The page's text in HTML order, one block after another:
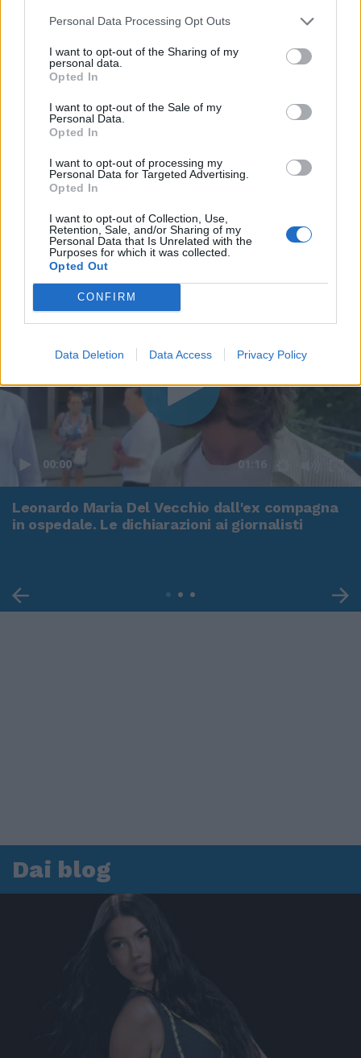
Personal Data Processing Opt Outs
I want to opt-out of the Sharing of my
personal data.
Opted In
I want to opt-out of the Sale of my
Personal Data.
Opted In
I want to opt-out of processing my
Personal Data for Targeted Advertising.
Opted In
I want to opt-out of Collection, Use,
Retention, Sale, and/or Sharing of my
Personal Data that Is Unrelated with the
Purposes for which it was collected.
Opted Out
CONFIRM
Data Deletion Data Access Privacy Policy
00:00 01:16
Leonardo Maria Del Vecchio dall'ex compagna
in ospedale. Le dichiarazioni ai giornalisti
Dai blog